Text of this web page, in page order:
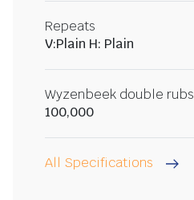
Repeats
V:Plain H: Plain
Wyzenbeek double rubs
100,000
All Specifications